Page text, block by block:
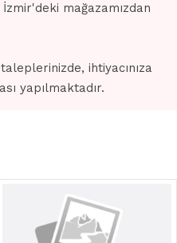
İzmir'deki mağazamızdan
ihtiyacınıza
yapılmaktadır.